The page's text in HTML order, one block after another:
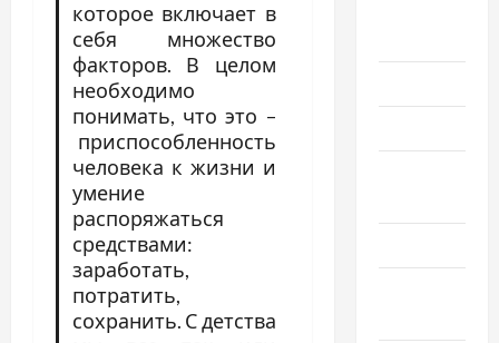
которое включает в
себя множество
факторов. В целом
необходимо
понимать, что это –
приспособленность
человека к жизни и
умение
распоряжаться
средствами:
заработать,
потратить,
сохранить. С детства